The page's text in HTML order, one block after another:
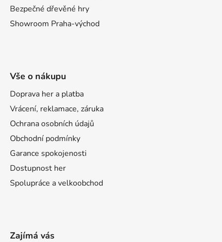
Bezpečné dřevěné hry
Showroom Praha-východ
Vše o nákupu
Doprava her a platba
Vrácení, reklamace, záruka
Ochrana osobních údajů
Obchodní podmínky
Garance spokojenosti
Dostupnost her
Spolupráce a velkoobchod
Zajímá vás